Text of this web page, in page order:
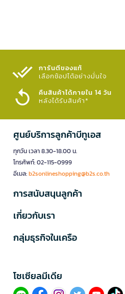
การันตีของแท้
เลือกช้อปได้อย่างมั่นใจ​
คืนสินค้าได้ภายใน 14 วัน
หลังได้รับสินค้า*
ศูนย์บริการลูกค้าบีทูเอส
ทุกวัน เวลา 8.30-18.00 น.
โทรศัพท์: 02-115-0999
อีเมล:b2sonlineshopping@b2s.co.th
การสนับสนุนลูกค้า
เกี่ยวกับเรา
กลุ่มธุรกิจในเครือ
โซเซียลมีเดีย​